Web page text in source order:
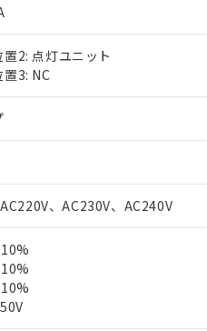
2: 点灯ユニット
置3: NC
、AC230V、AC240V
条件
件をお読みいただき、同意のう
：EU RoHS指令（10物質）の
なし：EU RoHS指令（10物質
認中：EU RoHS指令（10物質
：ライセンス料など無形物で、
の事情により、非含有部品とし
す。
RoHS○×表